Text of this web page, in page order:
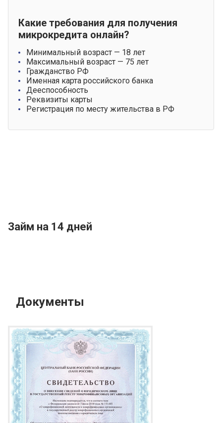
Какие требования для получения
микрокредита онлайн?
Минимальный возраст — 18 лет
Максимальный возраст — 75 лет
Гражданство РФ
Именная карта российского банка
Дееспособность
Реквизиты карты
Регистрация по месту жительства в РФ
Займ на 14 дней
Документы